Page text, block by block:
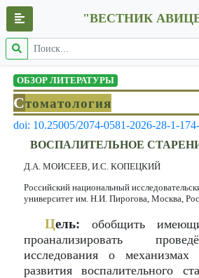
"ВЕСТНИК
ОБЗОР ЛИТЕРАТУРЫ
Стоматология
doi: 10.25005/2074-0581-2026-28-1-
ВОСПАЛИТЕЛЬНОЕ
Д.А. МОИСЕЕВ, И.С. КОПЕЦКИЙ
Российский национальный
университет им. Н.И. Пирогова, Москва,
Цель: обобщить
проанализировать
исследования о механизмах
развития воспалительного